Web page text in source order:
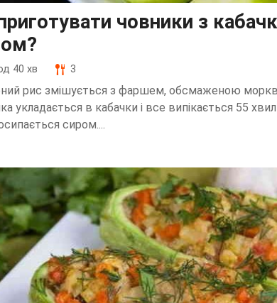
човники з
40 хв 3
рис змішується з фаршем, обсмаженою
укладається в кабачки і все випікається 55
сиром....